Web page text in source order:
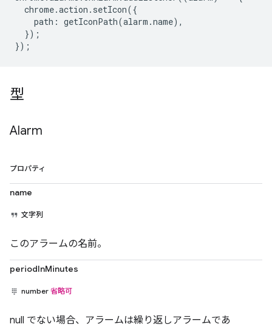
chrome.action . setIcon({
path : getIconPath(alarm .name),
});
});
型
Alarm
プロパティ
name
文字列
このアラームの名前。
periodInMinutes
number 省略可
null でない場合、アラームは繰り返しアラームであ